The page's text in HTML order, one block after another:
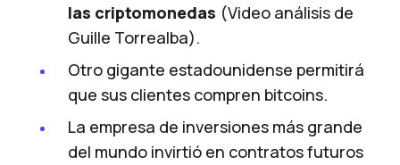
las criptomonedas (Video análisis de
Guille Torrealba).
Otro gigante estadounidense permitirá
que sus clientes compren bitcoins.
La empresa de inversiones más grande
del mundo invirtió en contratos futuros